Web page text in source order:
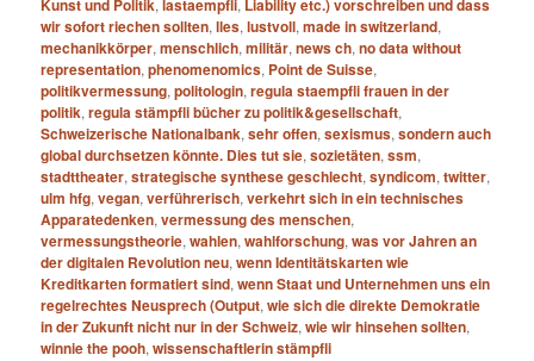
Kunst und Politik,lastaempfli, Liability etc.) vorschreiben und dass
wir sofort riechen sollten,lles,lustvoll,made in switzerland,
mechanikkörper,menschlich,militär,news ch,no data without
representation,phenomenomics, Point de Suisse,
politikvermessung,politologin,regula staempfli frauen in der
politik,regula stämpfli bücher zu politik&gesellschaft,
Schweizerische Nationalbank,sehr offen,sexismus,sondern auch
global durchsetzen könnte. Dies tut sie,sozietäten,ssm,
stadttheater,strategische synthese geschlecht,syndicom,twitter,
ulm hfg,vegan,verführerisch,verkehrt sich in ein technisches
Apparatedenken,vermessung des menschen,
vermessungstheorie,wahlen,wahlforschung,was vor Jahren an
der digitalen Revolution neu,wenn Identitätskarten wie
Kreditkarten formatiert sind,wenn Staat und Unternehmen uns ein
regelrechtes Neusprech (Output,wie sich die direkte Demokratie
in der Zukunft nicht nur in der Schweiz,wie wir hinsehen sollten,
winnie the pooh,wissenschaftlerin stämpfli